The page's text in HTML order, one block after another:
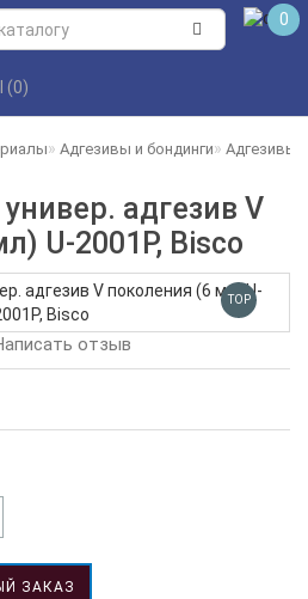
0
Адгезивы и бондинги Адгезивы
адгезив V
U-2001P, Bisco
(0)
TOP
отзыв
ЗАКАЗ